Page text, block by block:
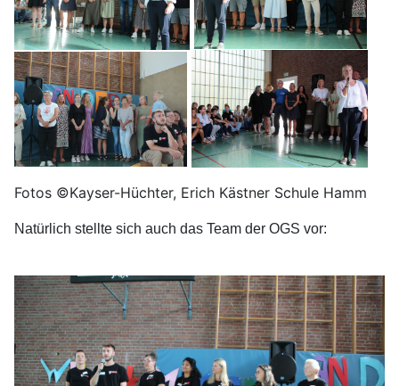
Fotos ©Kayser-Hüchter, Erich Kästner Schule Hamm
Natürlich stellte sich auch das Team der OGS vor: